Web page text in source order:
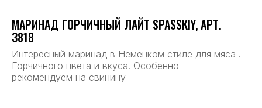
МАРИНАД ГОРЧИЧНЫЙ ЛАЙТ SPASSKIY, АРТ.
3818
Интересный маринад в Немецком стиле для мяса .
Горчичного цвета и вкуса. Особенно
рекомендуем на свинину